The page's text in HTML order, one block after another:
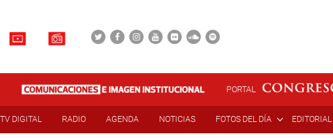
PORTAL
TV DIGITAL RADIO AGENDA NOTICIAS FOTOS DEL DÍA EDITORIAL